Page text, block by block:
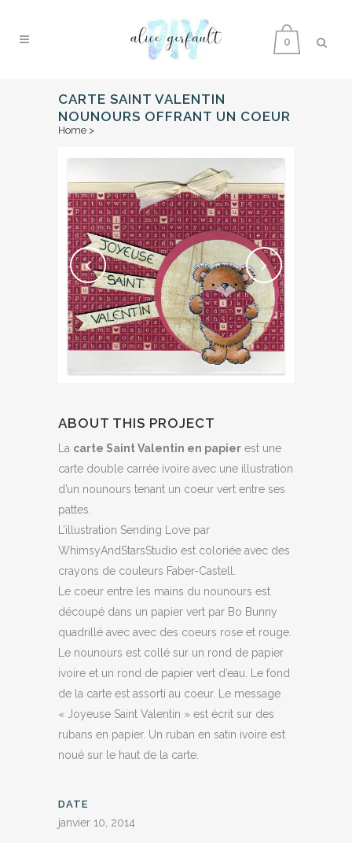
0
CARTE SAINT VALENTIN
NOUNOURS OFFRANT UN COEUR
Home >
ABOUT THIS PROJECT
La carte Saint Valentin en papier est une
carte double carrée ivoire avec une illustration
d’un nounours tenant un coeur vert entre ses
pattes.
L’illustration Sending Love par
WhimsyAndStarsStudio est coloriée avec des
crayons de couleurs Faber-Castell.
Le coeur entre les mains du nounours est
découpé dans un papier vert par Bo Bunny
quadrillé avec avec des coeurs rose et rouge.
Le nounours est collé sur un rond de papier
ivoire et un rond de papier vert d’eau. Le fond
de la carte est assorti au coeur. Le message
« Joyeuse Saint Valentin » est écrit sur des
rubans en papier. Un ruban en satin ivoire est
noué sur le haut de la carte.
DATE
janvier 10, 2014